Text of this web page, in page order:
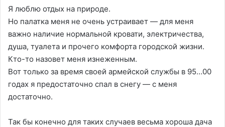
Я люблю отдых на природе.
Но палатка меня не очень устраивает — для меня
важно наличие нормальной кровати, электричества,
душа, туалета и прочего комфорта городской жизни.
Кто-то назовет меня изнеженным.
Вот только за время своей армейской службы в 95…00
годах я предостаточно спал в снегу — с меня
достаточно.
Так бы конечно для таких случаев весьма хороша дача